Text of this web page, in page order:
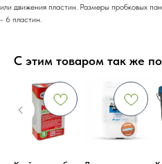
или движения пластин. Размеры пробковых
- 6 пластин.
С этим товаром так же